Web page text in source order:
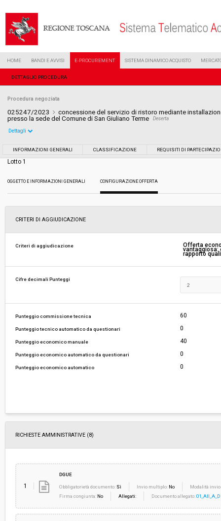
HOME BANDI E AVVISI E-PROCUREMENT SISTEMA DINAMICO ACQUISTO
DETTAGLIO PROCEDURA
Procedura negoziata
025247/2023
concessione del servizio di ristoro mediante
presso la sede del Comune di San Giuliano Terme
Deserta
Tipo di contratto:
31/10/2023 16:41
Svolgimento:
Responsabile attuale: COMUNE DI SAN GIULIANO TERME -
Dettagli
INFORMAZIONI GENERALI CLASSIFICAZIONE REQUISITI DI
Lotto 1
OGGETTO E INFORMAZIONI GENERALI CONFIGURAZIONE OFFERTA
CRITERI DI AGGIUDICAZIONE
Criteri di aggiudicazione Offerta
vantaggiosa:
rapporto
Cifre decimali Punteggi
Punteggio commissione tecnica 60
Punteggio tecnico automatico da questionari 0
Punteggio economico manuale 40
Punteggio economico automatico da questionari 0
Punteggio economico automatico 0
RICHIESTE AMMINISTRATIVE (8)
1
DGUE
Obbligatorietà documento: Sì Invio multiplo: No
Modalità
Firma congiunta: No Allegati: Documento allegato: